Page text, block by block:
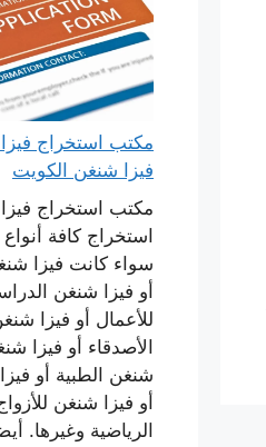
فيزا شنغن الكويت
مكتب استخراج
استخراج كافة
سواء كانت فيزا
أو فيزا شنغن
للأعمال أو فيزا
الأصدقاء أو فيزا
شنغن الطبية أو
أو فيزا شنغن
الرياضية وغيرها.